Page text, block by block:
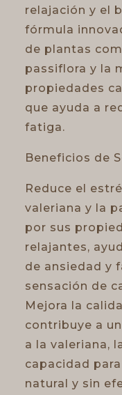
relajación y el
fórmula
de plantas
passiflora y la
propiedades
que ayuda a
fatiga.
Beneficios de
Reduce el
valeriana y la
por sus
relajantes,
de ansiedad y
sensación de
Mejora la
contribuye a
a la valeriana,
capacidad
natural y sin